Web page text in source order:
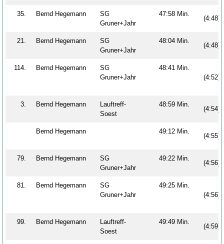
35. Bernd Hegemann
SG
Gruner+Jahr
47:58 Min.
(4:48)
21. Bernd Hegemann
SG
Gruner+Jahr
48:04 Min.
(4:48)
114. Bernd Hegemann
SG
Gruner+Jahr
48:41 Min.
(4:52)
3. Bernd Hegemann
Lauftreff-
Soest
48:59 Min.
(4:54)
Bernd Hegemann 49:12 Min.
(4:55)
79. Bernd Hegemann
SG
Gruner+Jahr
49:22 Min.
(4:56)
81. Bernd Hegemann
SG
Gruner+Jahr
49:25 Min.
(4:56)
99. Bernd Hegemann
Lauftreff-
Soest
49:49 Min.
(4:59)